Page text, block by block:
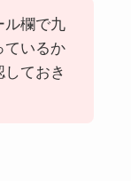
ル欄で九
ているか
ておき